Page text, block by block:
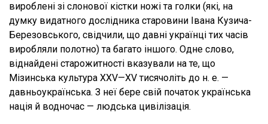
вироблені зі слонової кістки ножі та голки (які, на
думку видатного дослідника старовини Івана Кузича-
Березовського, свідчили, що давні українці тих часів
виробляли полотно) та багато іншого. Одне слово,
віднайдені старожитності вказували на те, що
Мізинська культура XXV—XV тисячоліть до н. е. —
давньоукраїнська. З неї бере свій початок українська
нація й водночас — людська цивілізація.